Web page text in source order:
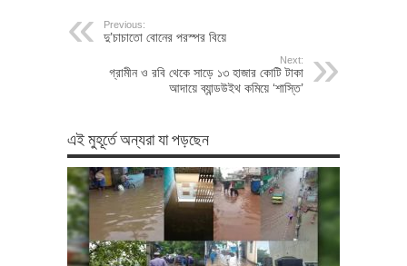
Previous:
দু’চাচাতো বোনের পরস্পর বিয়ে
Next:
গ্রামীন ও রবি থেকে সাড়ে ১৩ হাজার কোটি টাকা
আদায়ে ব্যান্ডউইথ কমিয়ে ‘শাস্তি’
এই মুহূর্তে অন্যরা যা পড়ছেন